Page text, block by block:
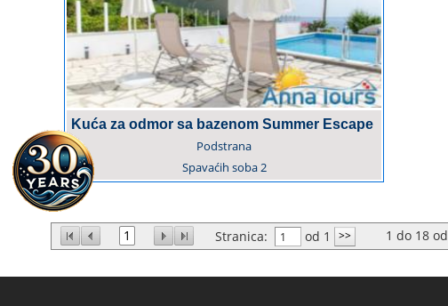
Kuća za odmor sa bazenom Summer Escape
Podstrana
Spavaćih soba2
1 Stranica: od 1 1 do 18 od